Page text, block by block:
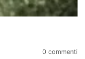
0 commenti